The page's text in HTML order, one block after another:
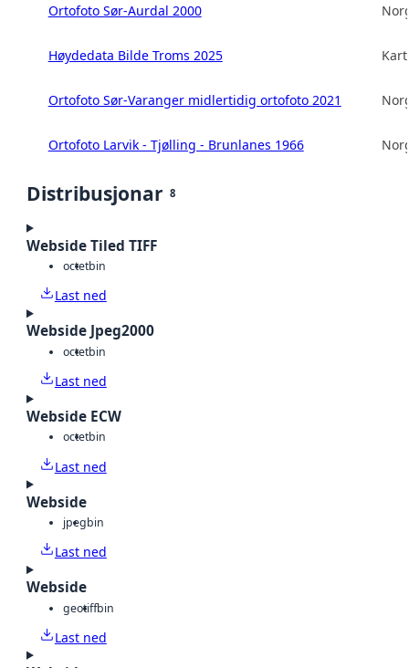
Ortofoto Sør-Aurdal 2000
Høydedata Bilde Troms 2025
Ortofoto Sør-Varanger midlertidig ortofoto 2021
Ortofoto Larvik - Tjølling - Brunlanes 1966
Distribusjonar 8
Webside Tiled TIFF
octetbin
Last ned
Webside Jpeg2000
octetbin
Last ned
Webside ECW
octetbin
Last ned
Webside
jpegbin
Last ned
Webside
geotiffbin
Last ned